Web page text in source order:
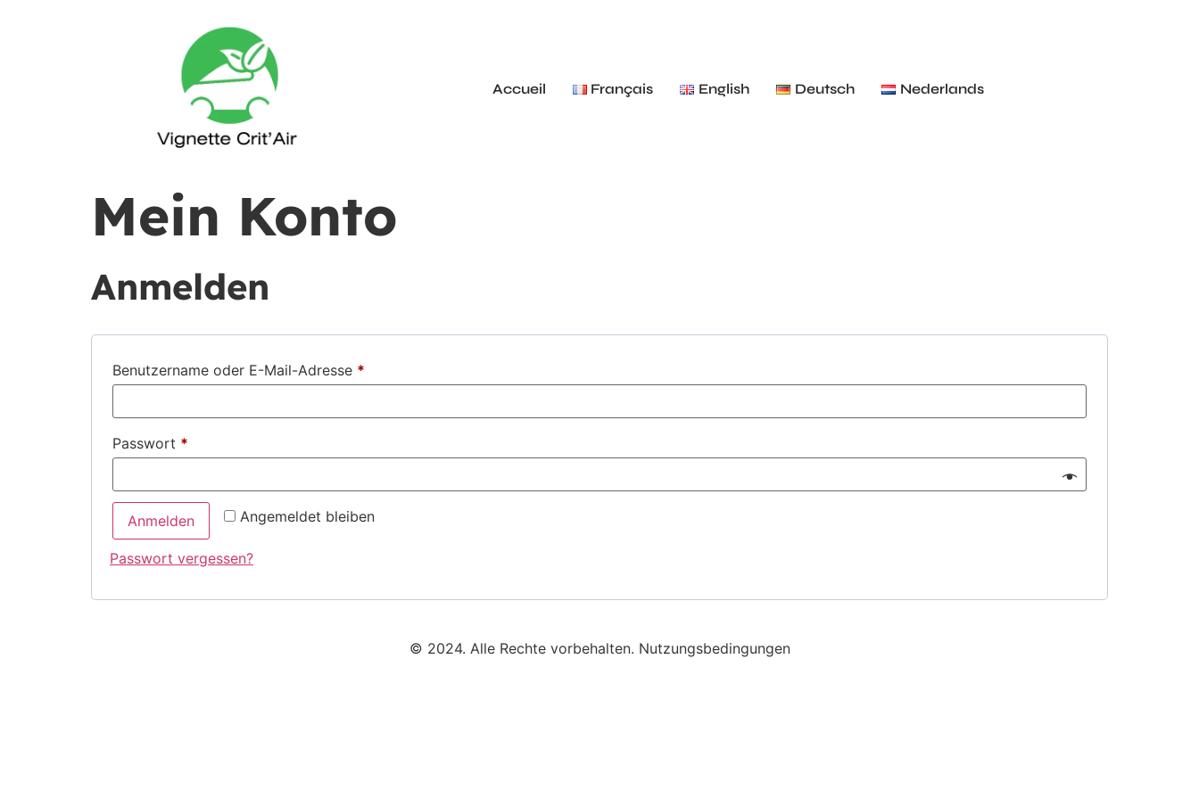
Accueil Français English Deutsch Nederlands
Mein Konto
Anmelden
Benutzername oder E-Mail-Adresse *
Passwort *
Angemeldet bleiben
Anmelden
Passwort vergessen?
© 2024. Alle Rechte vorbehalten. Nutzungsbedingungen